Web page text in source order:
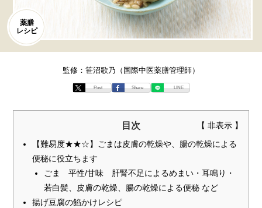
薬膳
レシピ
監修：笹沼歌乃（国際中医薬膳管理師）
Post Share LINE
目次
【難易度★★☆】ごまは皮膚の乾燥や、腸の乾燥による
便秘に役立ちます
ごま 平性/甘味 肝腎不足によるめまい・耳鳴り・
若白髪、皮膚の乾燥、腸の乾燥による便秘 など
揚げ豆腐の餡かけレシピ